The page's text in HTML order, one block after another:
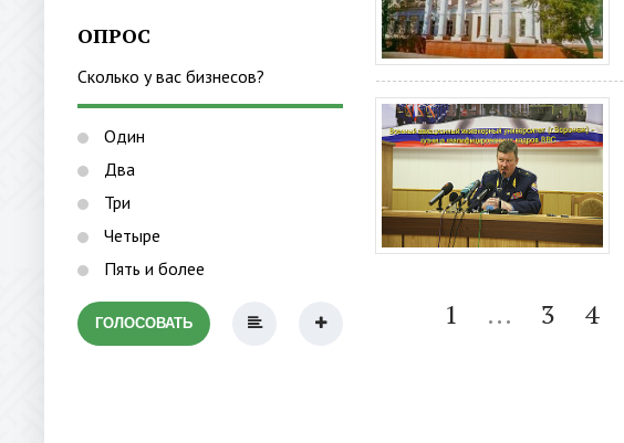
ОПРОС
Сколько у вас бизнесов?
Один
Два
Три
Четыре
Пять и более
ГОЛОСОВАТЬ 1 ... 3 4